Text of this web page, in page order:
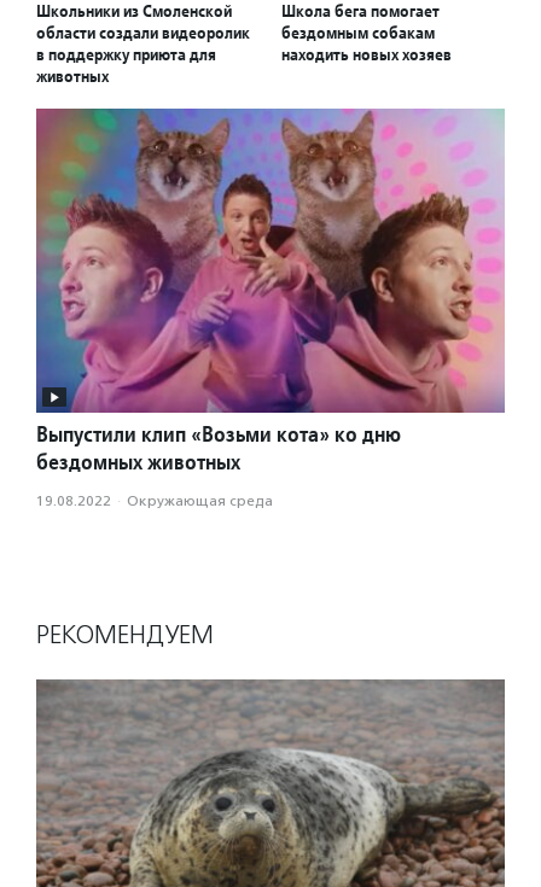
Школьники из Смоленской
области создали видеоролик
в поддержку приюта для
животных
Школа бега помогает
бездомным собакам
находить новых хозяев
Выпустили клип «Возьми кота» ко дню
бездомных животных
19.08.2022 · Окружающая среда
РЕКОМЕНДУЕМ